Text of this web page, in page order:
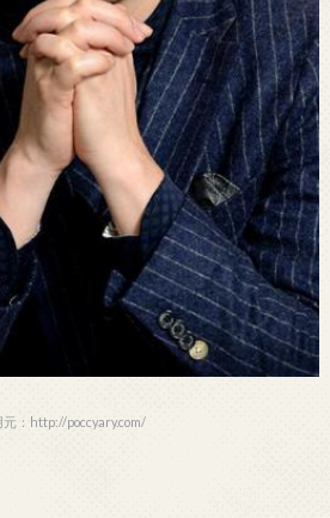
元：http://poccyary.com/